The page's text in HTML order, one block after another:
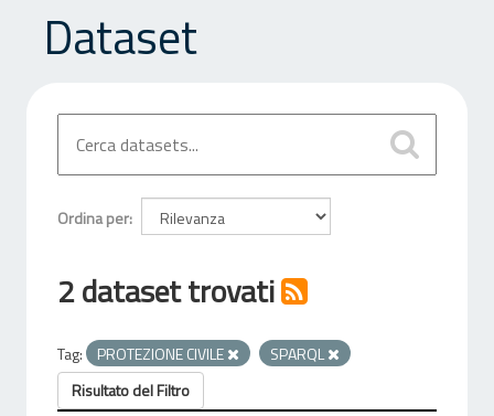
Dataset
Ordina per
2 dataset trovati
Tag: PROTEZIONE CIVILE
SPARQL
Risultato del Filtro